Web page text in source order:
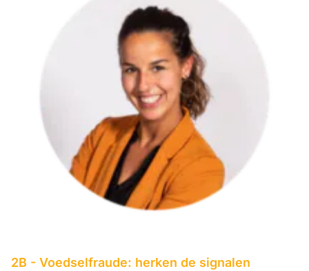
2B - Voedselfraude: herken de signalen